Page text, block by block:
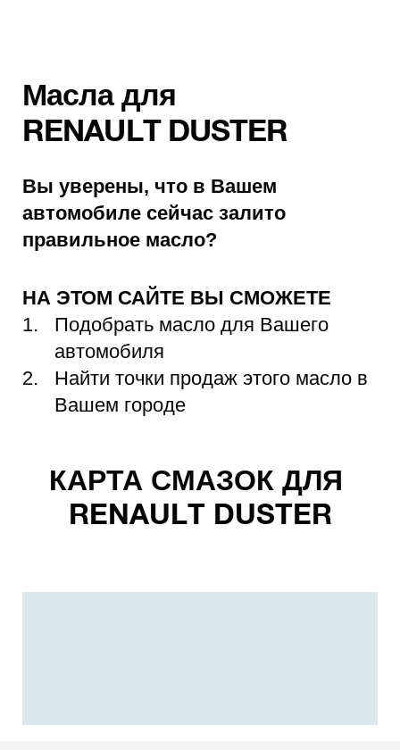
Масла для
RENAULT DUSTER
Вы уверены, что в Вашем
автомобиле сейчас залито
правильное масло?
НА ЭТОМ САЙТЕ ВЫ СМОЖЕТЕ
Подобрать масло для Вашего
автомобиля
Найти точки продаж этого масло в
Вашем городе
КАРТА СМАЗОК ДЛЯ
RENAULT DUSTER